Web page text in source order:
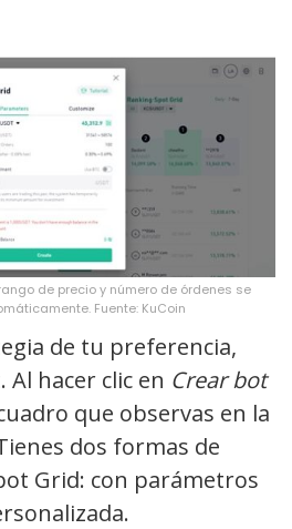
de precio y número de órdenes se
Fuente: KuCoin
de tu preferencia,
hacer clic en Crear bot
que observas en la
dos formas de
Grid: con parámetros